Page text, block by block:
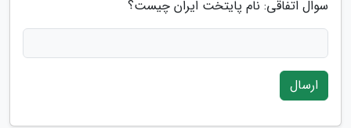
سوال اتفاقی: نام پایتخت ایران چیست؟
ارسال